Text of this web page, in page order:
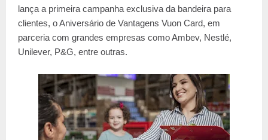
lança a primeira campanha exclusiva da bandeira para
clientes, o Aniversário de Vantagens Vuon Card, em
parceria com grandes empresas como Ambev, Nestlé,
Unilever, P&G, entre outras.